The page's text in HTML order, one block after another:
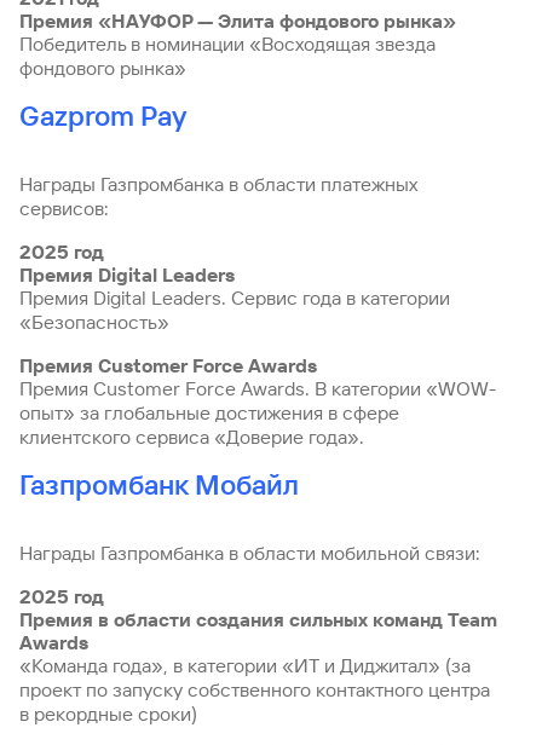
Премия «НАУФОР — Элита фондового рынка»
Победитель в номинации «Восходящая звезда
фондового рынка»
Gazprom Pay
Награды Газпромбанка в области платежных
сервисов:
2025 год
Премия Digital Leaders
Премия Digital Leaders. Сервис года в категории
«Безопасность»
Премия Customer Force Awards
Премия Customer Force Awards. В категории «WOW-
опыт» за глобальные достижения в сфере
клиентского сервиса «Доверие года».
Газпромбанк Мобайл
Награды Газпромбанка в области мобильной связи:
2025 год
Премия в области создания сильных команд Team
Awards
«Команда года», в категории «ИТ и Диджитал» (за
проект по запуску собственного контактного центра
в рекордные сроки)